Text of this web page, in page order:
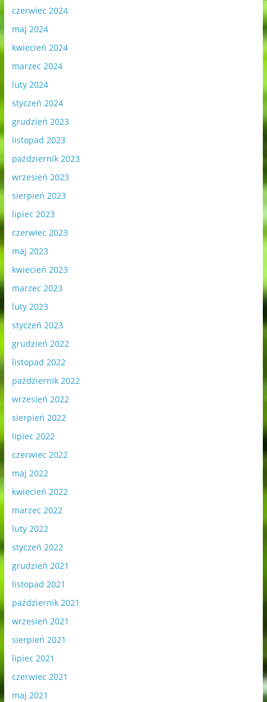
czerwiec 2024
maj 2024
kwiecień 2024
marzec 2024
luty 2024
styczeń 2024
grudzień 2023
listopad 2023
październik 2023
wrzesień 2023
sierpień 2023
lipiec 2023
czerwiec 2023
maj 2023
kwiecień 2023
marzec 2023
luty 2023
styczeń 2023
grudzień 2022
listopad 2022
październik 2022
wrzesień 2022
sierpień 2022
lipiec 2022
czerwiec 2022
maj 2022
kwiecień 2022
marzec 2022
luty 2022
styczeń 2022
grudzień 2021
listopad 2021
październik 2021
wrzesień 2021
sierpień 2021
lipiec 2021
czerwiec 2021
maj 2021